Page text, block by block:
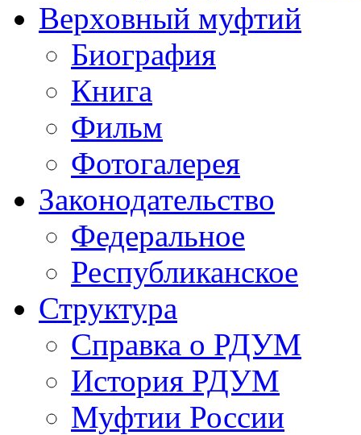
Верховный муфтий
Биография
Книга
Фильм
Фотогалерея
Законодательство
Федеральное
Республиканское
Структура
Справка о РДУМ
История РДУМ
Муфтии России